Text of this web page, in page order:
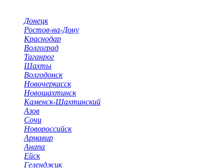
Донецк
Ростов-на-Дону
Краснодар
Волгоград
Таганрог
Шахты
Волгодонск
Новочеркасск
Новошахтинск
Каменск-Шахтинский
Азов
Сочи
Новороссийск
Армавир
Анапа
Ейск
Геленджик